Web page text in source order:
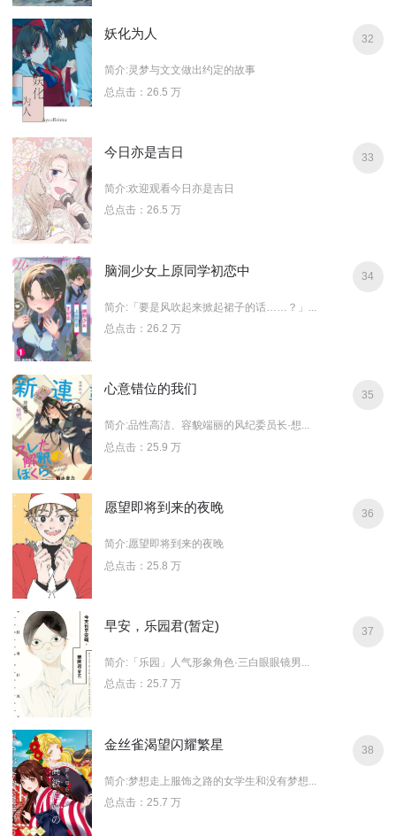
妖化为人
简介:灵梦与文文做出约定的故事
总点击：26.5 万
32
今日亦是吉日
简介:欢迎观看今日亦是吉日
总点击：26.5 万
33
脑洞少女上原同学初恋中
简介:「要是风吹起来掀起裙子的话……？」...
总点击：26.2 万
34
心意错位的我们
简介:品性高洁、容貌端丽的风纪委员长·想...
总点击：25.9 万
35
愿望即将到来的夜晚
简介:愿望即将到来的夜晚
总点击：25.8 万
36
早安，乐园君(暂定)
简介:「乐园」人气形象角色·三白眼眼镜男...
总点击：25.7 万
37
金丝雀渴望闪耀繁星
简介:梦想走上服饰之路的女学生和没有梦想...
总点击：25.7 万
38